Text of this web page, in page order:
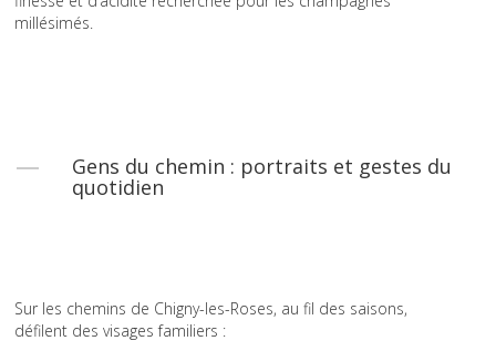
millésimés.
Gens du chemin : portraits et gestes du
quotidien
Sur les chemins de Chigny-les-Roses, au fil des saisons,
défilent des visages familiers :